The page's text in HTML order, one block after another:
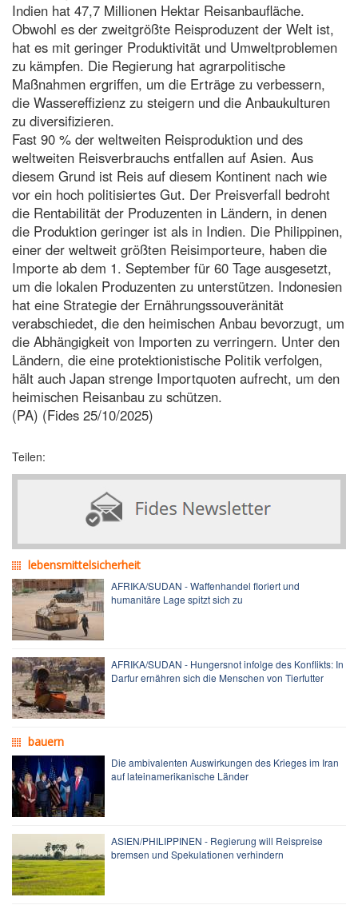
Indien hat 47,7 Millionen Hektar Reisanbaufläche.
Obwohl es der zweitgrößte Reisproduzent der Welt ist,
hat es mit geringer Produktivität und Umweltproblemen
zu kämpfen. Die Regierung hat agrarpolitische
Maßnahmen ergriffen, um die Erträge zu verbessern,
die Wassereffizienz zu steigern und die Anbaukulturen
zu diversifizieren.
Fast 90 % der weltweiten Reisproduktion und des
weltweiten Reisverbrauchs entfallen auf Asien. Aus
diesem Grund ist Reis auf diesem Kontinent nach wie
vor ein hoch politisiertes Gut. Der Preisverfall bedroht
die Rentabilität der Produzenten in Ländern, in denen
die Produktion geringer ist als in Indien. Die Philippinen,
einer der weltweit größten Reisimporteure, haben die
Importe ab dem 1. September für 60 Tage ausgesetzt,
um die lokalen Produzenten zu unterstützen. Indonesien
hat eine Strategie der Ernährungssouveränität
verabschiedet, die den heimischen Anbau bevorzugt, um
die Abhängigkeit von Importen zu verringern. Unter den
Ländern, die eine protektionistische Politik verfolgen,
hält auch Japan strenge Importquoten aufrecht, um den
heimischen Reisanbau zu schützen.
(PA) (Fides 25/10/2025)
Teilen:
lebensmittelsicherheit
AFRIKA/SUDAN - Waffenhandel floriert und
humanitäre Lage spitzt sich zu
AFRIKA/SUDAN - Hungersnot infolge des Konflikts: In
Darfur ernähren sich die Menschen von Tierfutter
bauern
Die ambivalenten Auswirkungen des Krieges im Iran
auf lateinamerikanische Länder
ASIEN/PHILIPPINEN - Regierung will Reispreise
bremsen und Spekulationen verhindern